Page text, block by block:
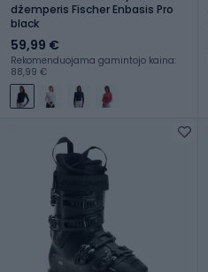
džemperis Fischer Enbasis Pro
black
59,99 €
Rekomenduojama gamintojo kaina:
88,99 €